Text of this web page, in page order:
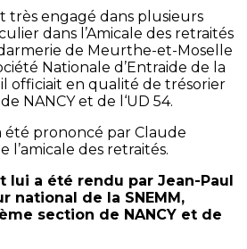
très engagé dans plusieurs
dans l’Amicale des retraités
de Meurthe-et-Moselle
Nationale d’Entraide de la
officiait en qualité de trésorier
NANCY et de l‘UD 54.
prononcé par Claude
l’amicale des retraités.
lui a été rendu par Jean-Paul
national de la SNEMM,
section de NANCY et de